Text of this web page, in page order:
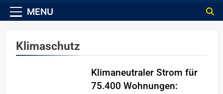
MENU
Klimaschutz
Klimaneutraler Strom für
75.400 Wohnungen: